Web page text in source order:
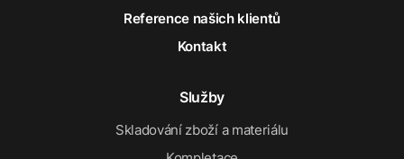
Reference našich klientů
Kontakt
Služby
Skladování zboží a materiálu